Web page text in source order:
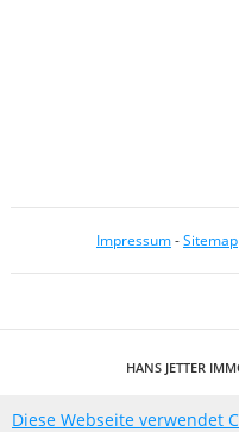
Impressum-Sitemap
HANS JETTER
Diese Webseite verwendet